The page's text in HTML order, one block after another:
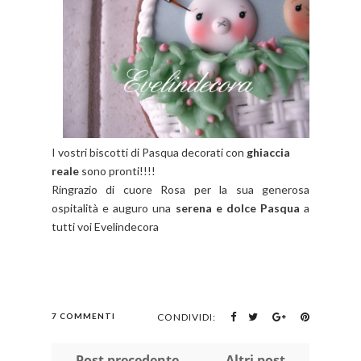
I vostri biscotti di Pasqua decorati con ghiaccia
reale sono pronti!!!!
Ringrazio di cuore Rosa per la sua generosa
ospitalità e auguro una serena e dolce Pasqua a
tutti voi Evelindecora
7 COMMENTI CONDIVIDI: